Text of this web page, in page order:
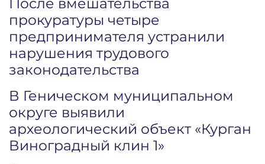
После вмешательства
прокуратуры четыре
предпринимателя устранили
нарушения трудового
законодательства
В Геническом муниципальном
округе выявили
археологический объект «Курган
Виноградный клин 1»